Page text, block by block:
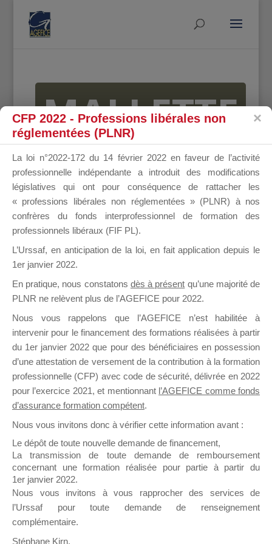
MALLETTE
DU
DIRIGEANT
il y a un mois
Ce groupe est destiné aux Organismes de
Formation qui souhaitent répondre à l’Appel à
Propositions Mallette du Dirigeant.
Ce groupe propose un forum dédié au support
sur lequel il est possible de laisser un message
ou poser une question.
NB : Il est nécessaire d’être
pouvoir rejoindre ce groupe
CFP 2022 - Professions libérales non
réglementées (PLNR)
La loi n°2022-172 du 14 février 2022 en faveur de l’activité
professionnelle indépendante a introduit des modifications
législatives qui ont pour conséquence de rattacher les
« professions libérales non réglementées » (PLNR) à nos
confrères du fonds interprofessionnel de formation des
professionnels libéraux (FIF PL).
L’Urssaf, en anticipation de la loi, en fait application depuis le
1er janvier 2022.
En pratique, nous constatons dès à présent qu’une majorité de
PLNR ne relèvent plus de l’AGEFICE pour 2022.
Nous vous rappelons que l’AGEFICE n’est habilitée à
intervenir pour le financement des formations réalisées à partir
du 1er janvier 2022 que pour des bénéficiaires en possession
d’une attestation de versement de la contribution à la formation
professionnelle (CFP) avec code de sécurité, délivrée en 2022
pour l’exercice 2021, et mentionnant l’AGEFICE comme fonds
d’assurance formation compétent.
Nous vous invitons donc à vérifier cette information avant :
Le dépôt de toute nouvelle demande de financement,
La transmission de toute demande de remboursement
concernant une formation réalisée pour partie à partir du
1er janvier 2022.
Nous vous invitons à vous rapprocher des services de
l’Urssaf pour toute demande de renseignement
complémentaire.
Stéphane Kirn,